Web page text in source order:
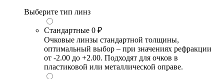
Выберите тип линз
Стандартные 0 ₽
Очковые линзы стандартной толщины,
оптимальный выбор – при значениях рефракции
от -2.00 до +2.00. Подходят для очков в
пластиковой или металлической оправе.